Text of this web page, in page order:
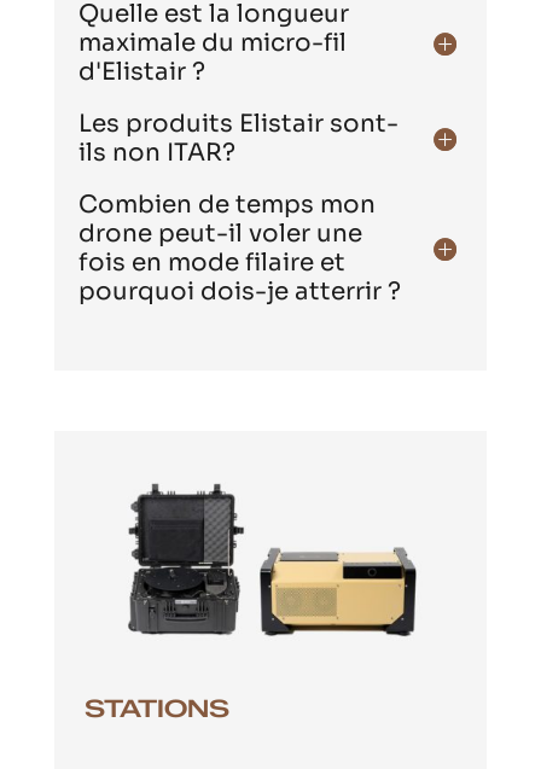
Quelle est la longueur
maximale du micro-fil
d'Elistair ?
Les produits Elistair sont-
ils non ITAR?
Combien de temps mon
drone peut-il voler une
fois en mode filaire et
pourquoi dois-je atterrir ?
STATIONS